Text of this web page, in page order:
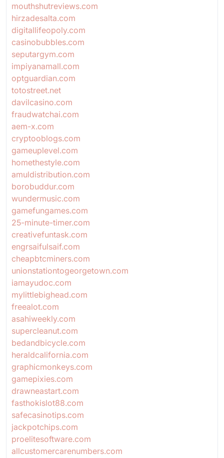
mouthshutreviews.com
hirzadesalta.com
digitallifeopoly.com
casinobubbles.com
seputargym.com
impiyanamall.com
optguardian.com
totostreet.net
davilcasino.com
fraudwatchai.com
aem-x.com
cryptooblogs.com
gameuplevel.com
homethestyle.com
amuldistribution.com
borobuddur.com
wundermusic.com
gamefungames.com
25-minute-timer.com
creativefuntask.com
engrsaifulsaif.com
cheapbtcminers.com
unionstationtogeorgetown.com
iamayudoc.com
mylittlebighead.com
freealot.com
asahiweekly.com
supercleanut.com
bedandbicycle.com
heraldcalifornia.com
graphicmonkeys.com
gamepixies.com
drawneastart.com
fasthokislot88.com
safecasinotips.com
jackpotchips.com
proelitesoftware.com
allcustomercarenumbers.com